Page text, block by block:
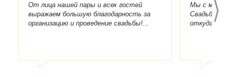
>
От лица нашей пары и всех гостей
выражаем большую благодарность за
организацию и проведение свадьбы!...
Мы с мужем
Свадьбу
откуда он